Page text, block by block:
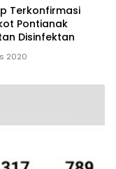
Terkonfirmasi
Pontianak
Disinfektan
2020